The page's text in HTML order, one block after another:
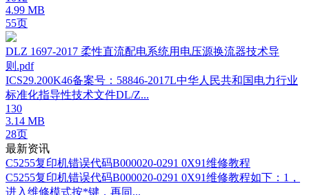
4.99 MB
55页
DLZ 1697-2017 柔性直流配电系统用电压源换流器技术导
则.pdf
ICS29.200K46备案号：58846-2017L中华人民共和国电力行业
标准化指导性技术文件DL/Z...
130
3.14 MB
28页
最新资讯
C5255复印机错误代码B000020-0291 0X91维修教程
C5255复印机错误代码B000020-0291 0X91维修教程如下：1，
进入维修模式按*键，再同...